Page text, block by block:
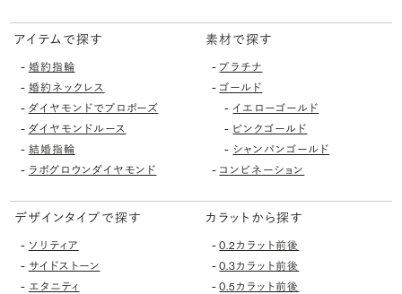
アイテムで探す
- 婚約指輪
- 婚約ネックレス
- ダイヤモンドでプロポーズ
- ダイヤモンドルース
- 結婚指輪
- ラボグロウンダイヤモンド
素材で探す
-プラチナ
- ゴールド
-イエローゴールド
- ピンクゴールド
- シャンパンゴールド
- コンビネーション
デザインタイプで探す
- ソリティア
- サイドストーン
- エタニティ
カラットから探す
-0.2カラット前後
-0.3カラット前後
-0.5カラット前後